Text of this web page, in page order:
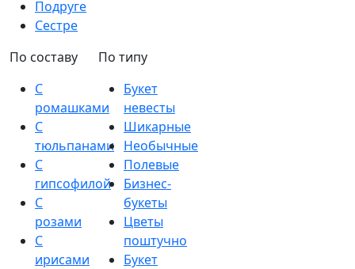
Подруге
Сестре
По составу
С
ромашками
С
тюльпанами
С
гипсофилой
С
розами
С
ирисами
По типу
Букет
невесты
Шикарные
Необычные
Полевые
Бизнес-
букеты
Цветы
поштучно
Букет